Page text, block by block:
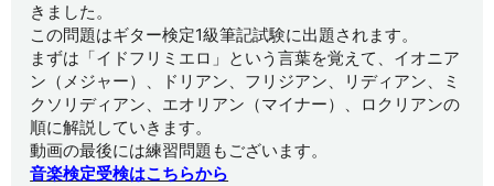
きました。
この問題はギター検定1級筆記試験に出題されます。
まずは「イドフリミエロ」という言葉を覚えて、イオニア
ン（メジャー）、ドリアン、フリジアン、リディアン、ミ
クソリディアン、エオリアン（マイナー）、ロクリアンの
順に解説していきます。
動画の最後には練習問題もございます。
音楽検定受検はこちらから